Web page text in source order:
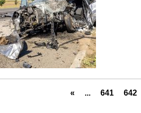
« ... 641 642